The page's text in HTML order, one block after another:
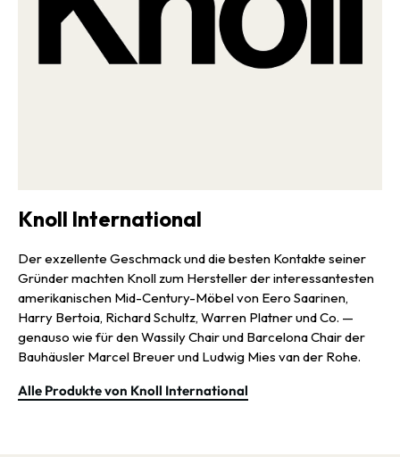
Knoll International
Der exzellente Geschmack und die besten Kontakte seiner
Gründer machten Knoll zum Hersteller der interessantesten
amerikanischen Mid-Century-Möbel von Eero Saarinen,
Harry Bertoia, Richard Schultz, Warren Platner und Co. —
genauso wie für den Wassily Chair und Barcelona Chair der
Bauhäusler Marcel Breuer und Ludwig Mies van der Rohe.
Alle Produkte von Knoll International